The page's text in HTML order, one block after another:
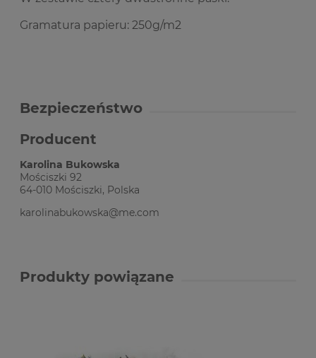
Gramatura papieru: 250g/m2
Bezpieczeństwo
Producent
Karolina Bukowska
Mościszki 92
64-010 Mościszki, Polska
karolinabukowska@me.com
Produkty powiązane